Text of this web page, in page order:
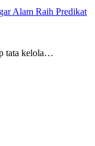
Alam Raih Predikat
tata kelola…